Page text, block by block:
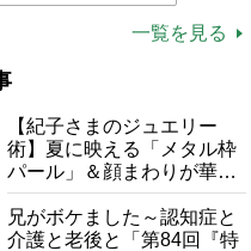
介護食
ケアマネジャー
きません
介護サバイバル術
た
便利なサービス
一覧を見る
【紀子さまのジュエリー
術】夏に映える「メタル枠
パール」＆顔まわりが華や
ぐ「揺れる一粒」の使い分
け方
兄がボケました～認知症と
介護と老後と「第84回『特